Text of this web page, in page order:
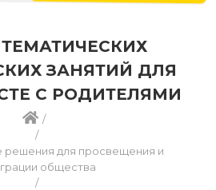
ЗАНЯТИЙ ДЛЯ
С РОДИТЕЛЯМИ
/
/
решения для просвещения и
общества
/